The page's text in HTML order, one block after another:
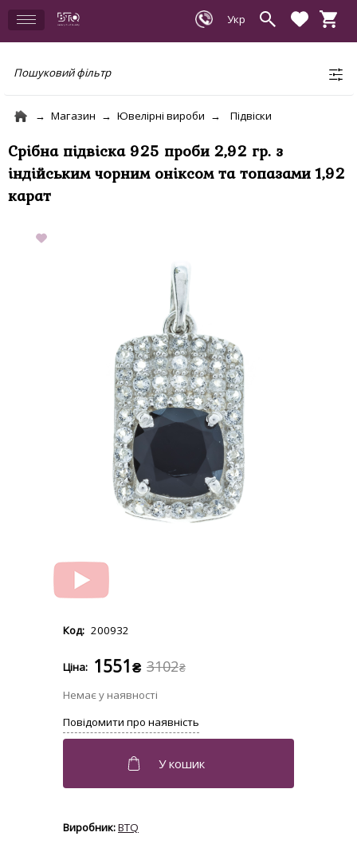
Пошуковий фільтр
Магазин Ювелірні вироби Підвіски
Срібна підвіска 925 проби 2,92 гр. з
індійським чорним оніксом та топазами 1,92
карат
200932
3102₴
1551₴
BTQ